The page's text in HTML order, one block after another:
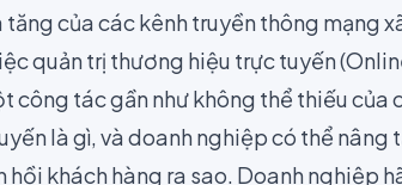
của các kênh truyền thông mạng
quản trị thương hiệu trực tuyến
công tác gần như không thể thiếu của
là gì, và doanh nghiệp có thể nâng
khách hàng ra sao. Doanh nghiệp